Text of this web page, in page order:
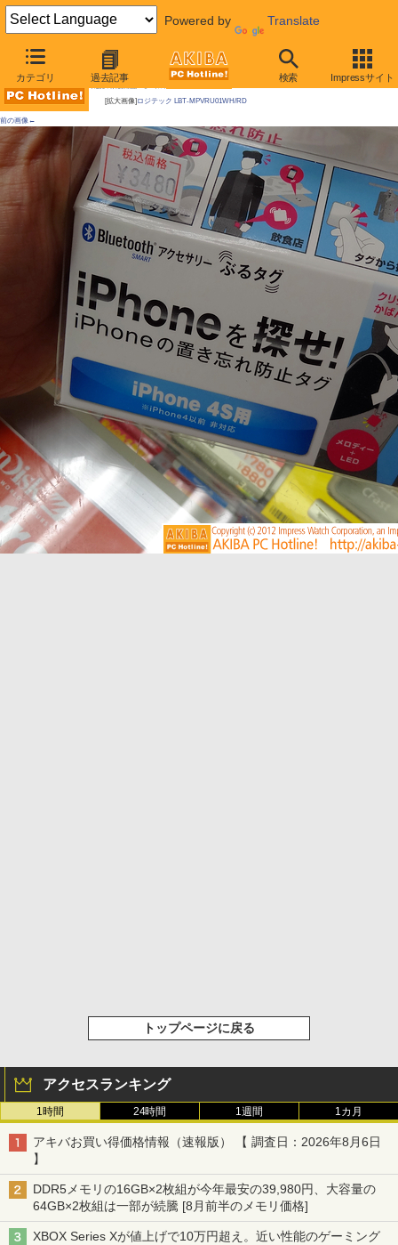
Powered by Translate
カテゴリ 過去記事 検索 Impressサイト
AKIBA PC Hotline!
[拡大画像] ロジテック LBT-MPVRU01WH/RD
前の画像←
トップページに戻る
アクセスランキング
1時間 24時間 1週間 1カ月
アキバお買い得価格情報（速報版） 【 調査日：2026年8月6日
】
DDR5メモリの16GB×2枚組が今年最安の39,980円、大容量の
64GB×2枚組は一部が続騰 [8月前半のメモリ価格]
XBOX Series Xが値上げで10万円超え。近い性能のゲーミング